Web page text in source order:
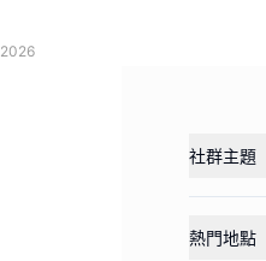
2026
社群主題
熱門地點